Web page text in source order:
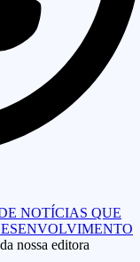
nossa editora